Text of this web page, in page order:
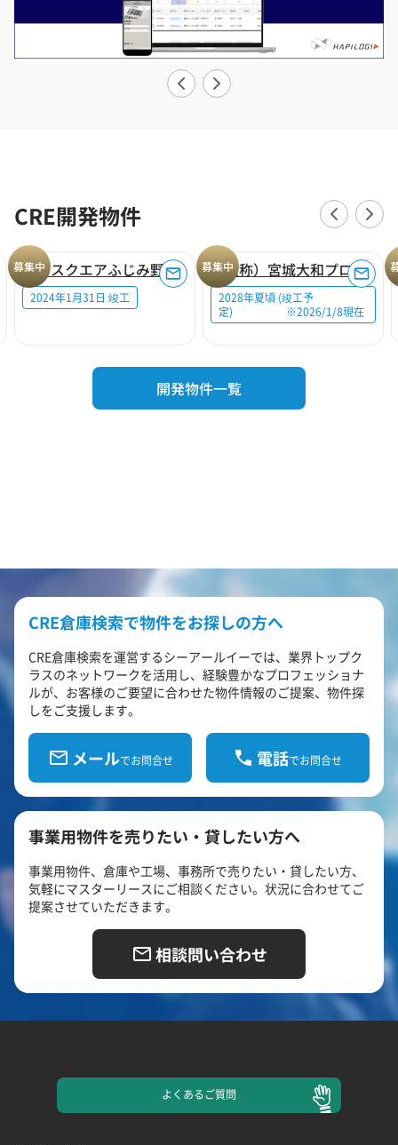
CRE開発物件
募集中
ロジスクエアふじみ野A
2024年1月31日 竣工
募集中 （仮称）宮城大和プロジェクト
2028年夏頃 (竣工予
定) ※2026/1/8現在
開発物件一覧
CRE倉庫検索で物件をお探しの方へ
CRE倉庫検索を運営するシーアールイーでは、業界トップク
ラスのネットワークを活用し、経験豊かなプロフェッショナ
ルが、お客様のご要望に合わせた物件情報のご提案、物件探
しをご支援します。
メールでお問合せ 電話でお問合せ
事業用物件を売りたい・貸したい方へ
事業用物件、倉庫や工場、事務所で売りたい・貸したい方、
気軽にマスターリースにご相談ください。状況に合わせてご
提案させていただきます。
相談問い合わせ
よくあるご質問